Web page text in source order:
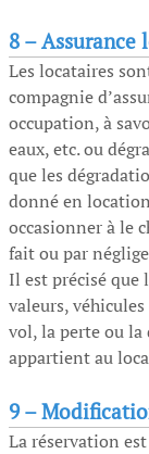
8 –Assurance
Les locataires
compagnie
occupation, à
eaux, etc. ou
que les
donné en
occasionner à le
fait ou par
Il est précisé que
valeurs,
vol, la perte ou la
appartient au
9 –
La réservation